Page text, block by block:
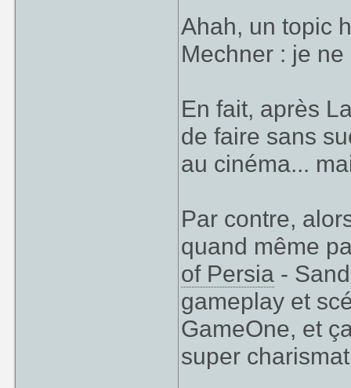
Jordan ?
réalisation
Je crois qu'il
veut pas dire
GameOne
la qualité du jeu
Ahah, un topic
Mechner : je
En fait, après
de faire sans
au cinéma...
Par contre,
quand même
of Persia -
gameplay et
GameOne, et
super